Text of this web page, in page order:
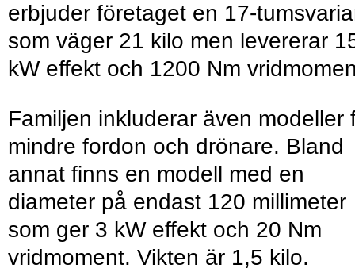
erbjuder företaget en 17-
som väger 21 kilo men levererar
kW effekt och 1200 Nm
Familjen inkluderar även modeller
mindre fordon och drönare. Bland
annat finns en modell med en
diameter på endast 120 millimeter
som ger 3 kW effekt och 20 Nm
vridmoment. Vikten är 1,5 kilo.